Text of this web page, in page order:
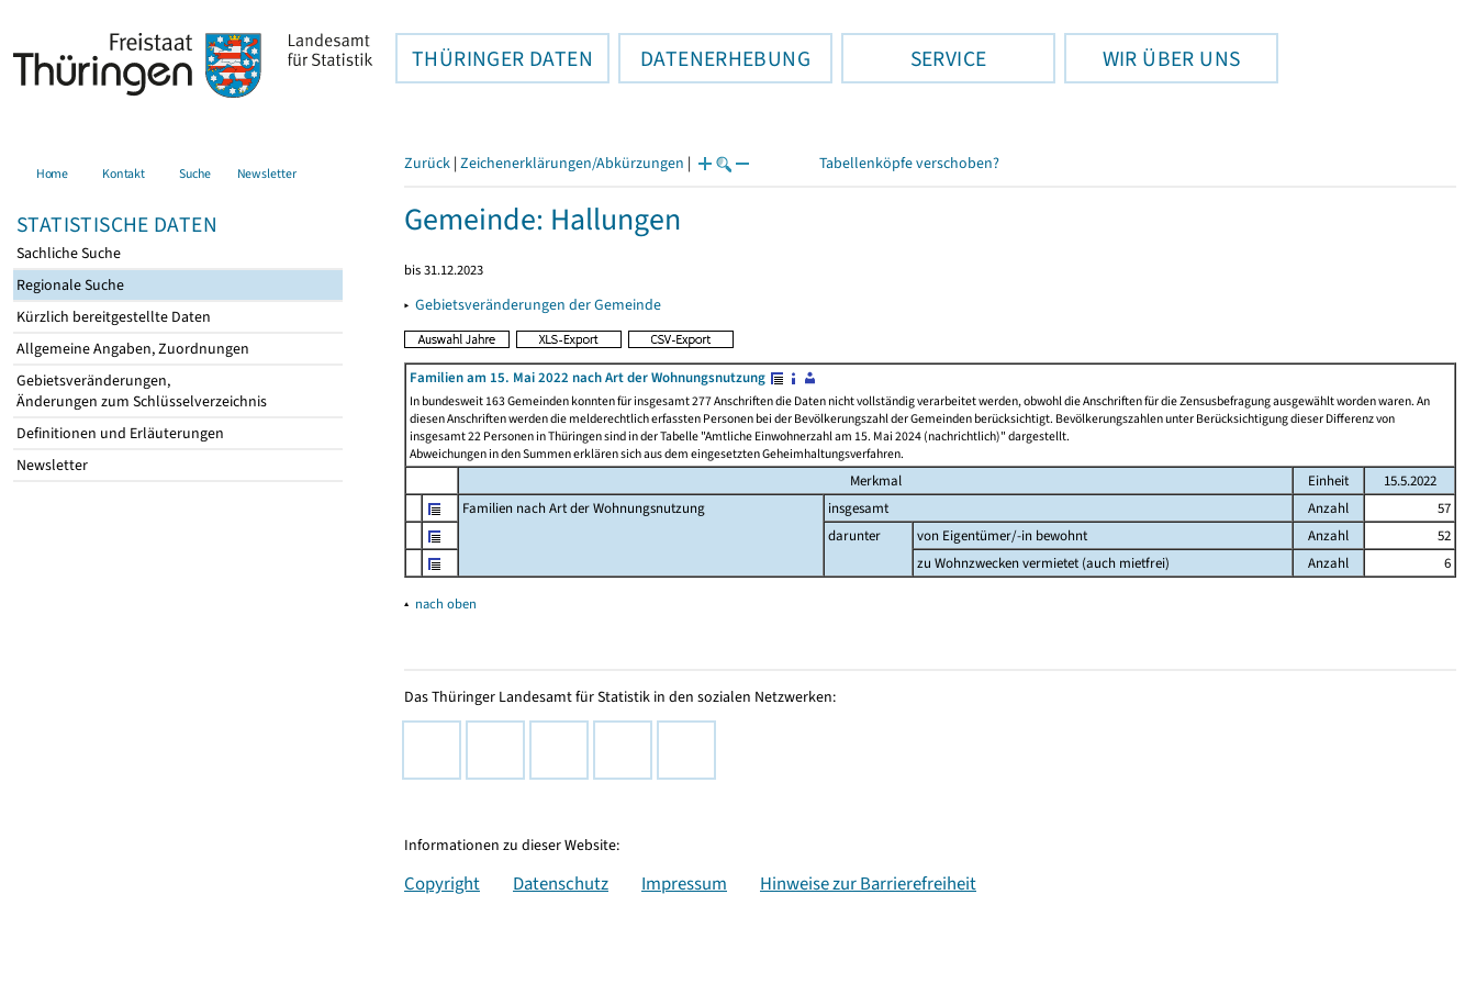
THÜRINGER DATEN DATENERHEBUNG SERVICE WIR ÜBER UNS
Home Kontakt Suche Newsletter
STATISTISCHE DATEN
Sachliche Suche
Regionale Suche
Kürzlich bereitgestellte Daten
Allgemeine Angaben, Zuordnungen
Gebietsveränderungen,
Änderungen zum Schlüsselverzeichnis
Definitionen und Erläuterungen
Newsletter
Zurück | Zeichenerklärungen/Abkürzungen | Tabellenköpfe verschoben?
Gemeinde: Hallungen
bis 31.12.2023
▸ Gebietsveränderungen der Gemeinde
Familien am 15. Mai 2022 nach Art der Wohnungsnutzung
In bundesweit 163 Gemeinden konnten für insgesamt 277 Anschriften die Daten nicht vollständig verarbeitet werden, obwohl die Anschriften für die Zensusbefragung ausgewählt worden waren. An
diesen Anschriften werden die melderechtlich erfassten Personen bei der Bevölkerungszahl der Gemeinden berücksichtigt. Bevölkerungszahlen unter Berücksichtigung dieser Differenz von
insgesamt 22 Personen in Thüringen sind in der Tabelle "Amtliche Einwohnerzahl am 15. Mai 2024 (nachrichtlich)" dargestellt.
Abweichungen in den Summen erklären sich aus dem eingesetzten Geheimhaltungsverfahren.
Merkmal Einheit
15.5.2022
Familien nach Art der Wohnungsnutzung
insgesamt Anzahl
57
darunter
von Eigentümer/-in bewohnt Anzahl
52
zu Wohnzwecken vermietet (auch mietfrei)
Anzahl 6
▴ nach oben
Das Thüringer Landesamt für Statistik in den sozialen Netzwerken:
Informationen zu dieser Website:
Copyright Datenschutz Impressum Hinweise zur Barrierefreiheit